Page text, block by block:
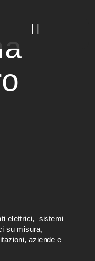
elettrici, sistemi
su misura,
aziende e